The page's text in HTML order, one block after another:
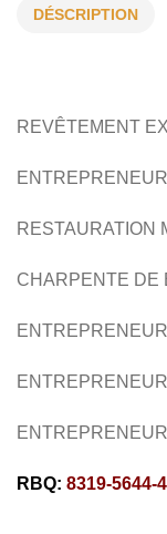
TOITURE DE TÔLE
DÉSCRIPTION
REVÊTEMENT
RESTAURATION
CHARPENTE DE
RBQ: 8319-5644-